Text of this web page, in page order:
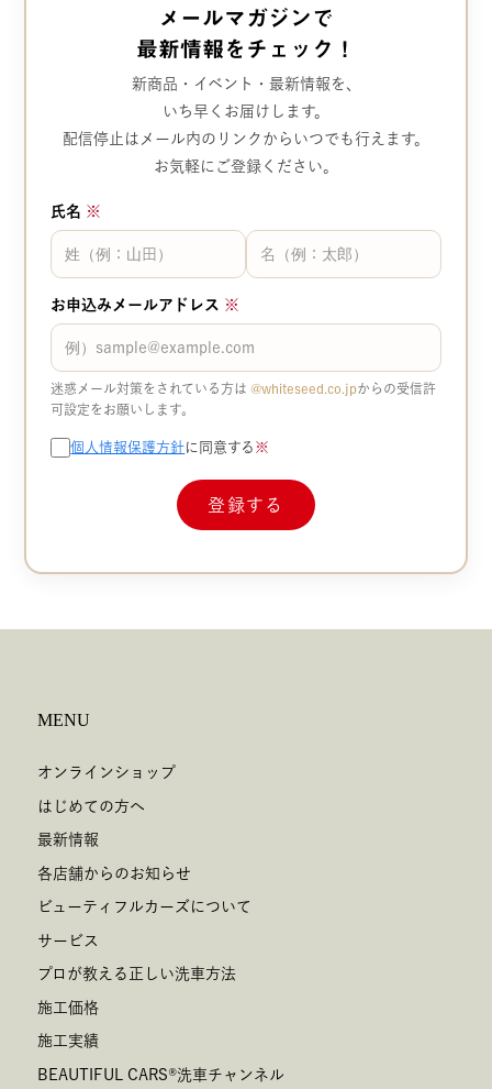
メールマガジンで
最新情報をチェック！
新商品・イベント・最新情報を、
いち早くお届けします。
配信停止はメール内のリンクから いつでも行えます。
お気軽にご登録ください。
氏名 ※
お申込みメールアドレス ※
迷惑メール対策をされている方は@whiteseed.co.jp​​からの受信許
可設定をお願いします。
個人情報保護方針に同意する ※
MENU
オンラインショップ
はじめての方へ
最新情報
各店舗からのお知らせ
ビューティフルカーズについて
サービス
プロが教える正しい洗車方法
施工価格
施工実績
BEAUTIFUL CARS®洗車チャンネル